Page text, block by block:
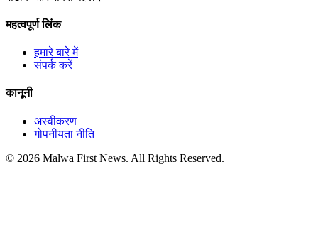
महत्वपूर्ण लिंक
हमारे बारे में
संपर्क करें
कानूनी
अस्वीकरण
गोपनीयता नीति
© 2026 Malwa First News. All Rights Reserved.